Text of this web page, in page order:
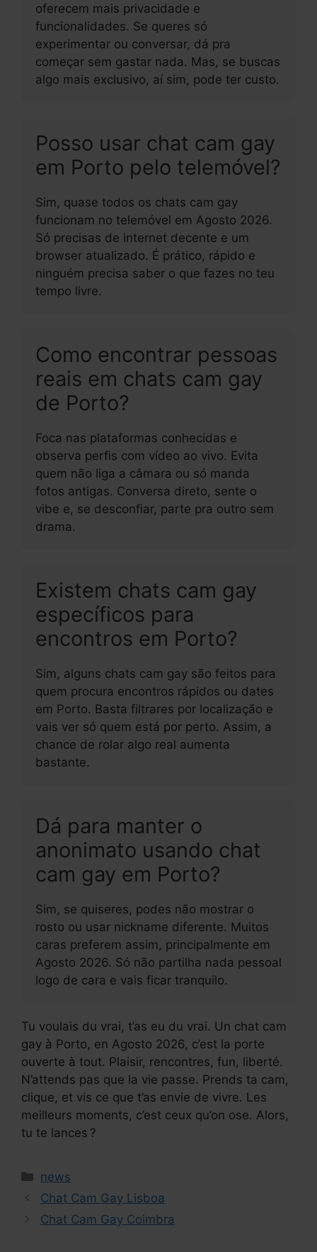
oferecem mais privacidade e
funcionalidades. Se queres só
experimentar ou conversar, dá pra
começar sem gastar nada. Mas, se buscas
algo mais exclusivo, aí sim, pode ter custo.
Posso usar chat cam gay
em Porto pelo telemóvel?
Sim, quase todos os chats cam gay
funcionam no telemóvel em Agosto 2026.
Só precisas de internet decente e um
browser atualizado. É prático, rápido e
ninguém precisa saber o que fazes no teu
tempo livre.
Como encontrar pessoas
reais em chats cam gay
de Porto?
Foca nas plataformas conhecidas e
observa perfis com vídeo ao vivo. Evita
quem não liga a câmara ou só manda
fotos antigas. Conversa direto, sente o
vibe e, se desconfiar, parte pra outro sem
drama.
Existem chats cam gay
específicos para
encontros em Porto?
Sim, alguns chats cam gay são feitos para
quem procura encontros rápidos ou dates
em Porto. Basta filtrares por localização e
vais ver só quem está por perto. Assim, a
chance de rolar algo real aumenta
bastante.
Dá para manter o
anonimato usando chat
cam gay em Porto?
Sim, se quiseres, podes não mostrar o
rosto ou usar nickname diferente. Muitos
caras preferem assim, principalmente em
Agosto 2026. Só não partilha nada pessoal
logo de cara e vais ficar tranquilo.
Tu voulais du vrai, t’as eu du vrai. Un chat cam
gay à Porto, en Agosto 2026, c’est la porte
ouverte à tout. Plaisir, rencontres, fun, liberté.
N’attends pas que la vie passe. Prends ta cam,
clique, et vis ce que t’as envie de vivre. Les
meilleurs moments, c’est ceux qu’on ose. Alors,
tu te lances ?
Categorias
news
Chat Cam Gay Lisboa
Chat Cam Gay Coimbra